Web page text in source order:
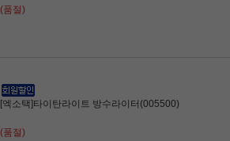
(품절)
[엑소택]타이탄라이트 방수라이터(005500)
(품절)